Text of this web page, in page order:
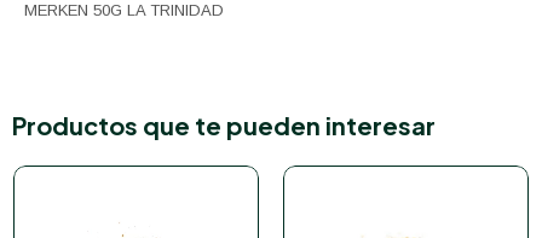
MERKEN 50G LA TRINIDAD
Productos que te pueden interesar